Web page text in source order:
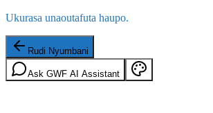
Ukurasa unaoutafuta haupo.
Rudi Nyumbani
Ask GWF AI Assistant